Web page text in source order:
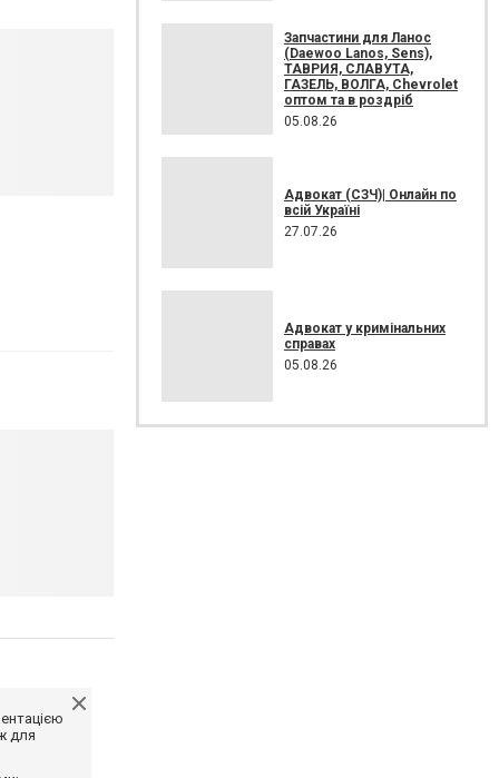
для
Запчастини для Ланос
(Daewoo Lanos, Sens),
ТАВРИЯ, СЛАВУТА,
ГАЗЕЛЬ, ВОЛГА, Chevrolet
оптом та в роздріб
05.08.26
Адвокат (СЗЧ)| Онлайн по
всій Україні
27.07.26
Адвокат у кримінальних
справах
05.08.26